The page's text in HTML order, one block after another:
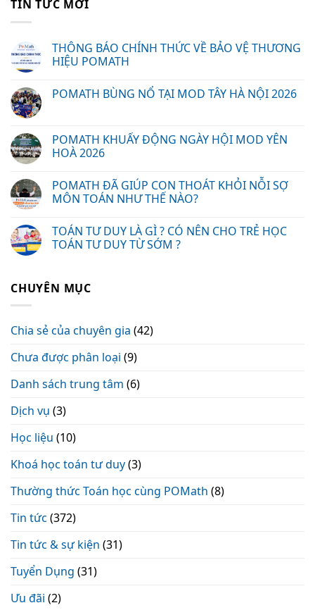
TIN TỨC MỚI
THÔNG BÁO CHÍNH THỨC VỀ BẢO VỆ THƯƠNG
HIỆU POMATH
POMATH BÙNG NỔ TẠI MOD TÂY HÀ NỘI 2026
POMATH KHUẤY ĐỘNG NGÀY HỘI MOD YÊN
HOÀ 2026
POMATH ĐÃ GIÚP CON THOÁT KHỎI NỖI SỢ
MÔN TOÁN NHƯ THẾ NÀO?
TOÁN TƯ DUY LÀ GÌ ? CÓ NÊN CHO TRẺ HỌC
TOÁN TƯ DUY TỪ SỚM ?
CHUYÊN MỤC
Chia sẻ của chuyên gia (42)
Chưa được phân loại (9)
Danh sách trung tâm (6)
Dịch vụ (3)
Học liệu (10)
Khoá học toán tư duy(3)
Thường thức Toán học cùng POMath (8)
Tin tức (372)
Tin tức & sự kiện (31)
Tuyển Dụng (31)
Ưu đãi (2)